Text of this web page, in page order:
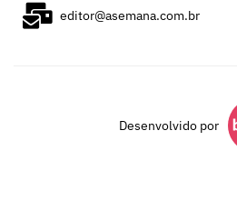
editor@asemana.com.br
Desenvolvido por